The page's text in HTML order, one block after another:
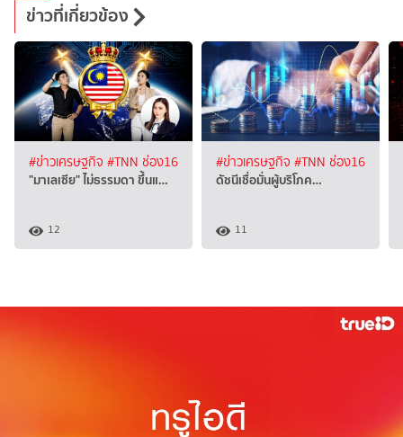
ข่าวที่เกี่ยวข้อง
#ข่าวเศรษฐกิจ #TNN ช่อง16
"มาเลเซีย" ไม่ธรรมดา ขึ้นแ…
12
#ข่าวเศรษฐกิจ #TNN ช่อง16
ดัชนีเชื่อมั่นผู้บริโภค…
11